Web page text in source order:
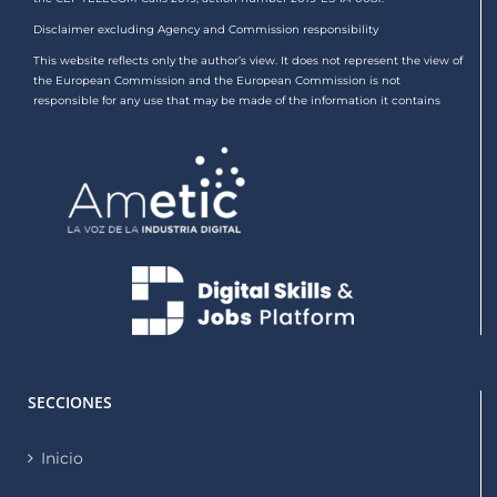
Disclaimer excluding Agency and Commission responsibility
This website reflects only the author’s view. It does not represent the view of
the European Commission and the European Commission is not
responsible for any use that may be made of the information it contains
SECCIONES
Inicio